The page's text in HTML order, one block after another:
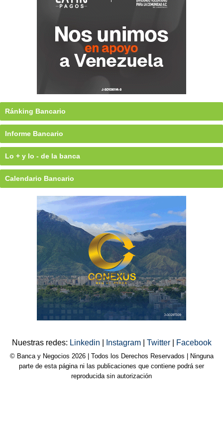
Ránking Bancario
Informe Bancario
Lo + y lo - de la banca
Calendario Bancario
Nuestras redes: Linkedin Instagram Twitter Facebook
© Banca y Negocios 2026 | Todos los Derechos Reservados | Ninguna
parte de esta página ni las publicaciones que contiene podrá ser
reproducida sin autorización